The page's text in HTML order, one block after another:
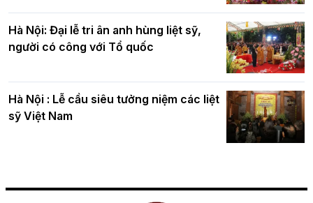
Hà Nội: Đại lễ tri ân anh hùng liệt sỹ,
người có công với Tổ quốc
Hà Nội : Lễ cầu siêu tưởng niệm các liệt
sỹ Việt Nam